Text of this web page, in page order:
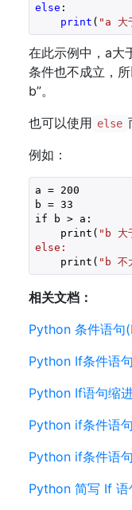
else :
print ( "a 大
在此示例中，a大
条件也不成立，
b”。
也可以使用 else
例如：
a = 200
b = 33
if b > a:
    print(
"b 大
else:
    print(
"b 不
相关文档：
Python 条件语句
Python If条件语句
Python If语句缩
Python if条件语
Python if条件语
Python 简写 If 语